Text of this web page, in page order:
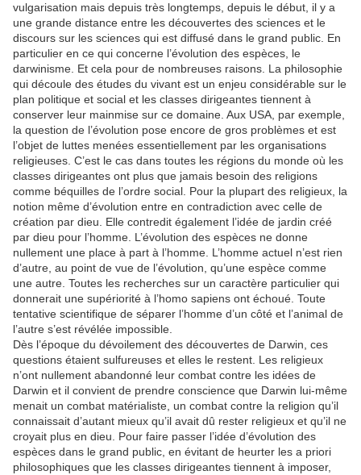
vulgarisation mais depuis très longtemps, depuis le début, il y a
une grande distance entre les découvertes des sciences et le
discours sur les sciences qui est diffusé dans le grand public. En
particulier en ce qui concerne l’évolution des espèces, le
darwinisme. Et cela pour de nombreuses raisons. La philosophie
qui découle des études du vivant est un enjeu considérable sur le
plan politique et social et les classes dirigeantes tiennent à
conserver leur mainmise sur ce domaine. Aux USA, par exemple,
la question de l’évolution pose encore de gros problèmes et est
l’objet de luttes menées essentiellement par les organisations
religieuses. C’est le cas dans toutes les régions du monde où les
classes dirigeantes ont plus que jamais besoin des religions
comme béquilles de l’ordre social. Pour la plupart des religieux, la
notion même d’évolution entre en contradiction avec celle de
création par dieu. Elle contredit également l’idée de jardin créé
par dieu pour l’homme. L’évolution des espèces ne donne
nullement une place à part à l’homme. L’homme actuel n’est rien
d’autre, au point de vue de l’évolution, qu’une espèce comme
une autre. Toutes les recherches sur un caractère particulier qui
donnerait une supériorité à l’homo sapiens ont échoué. Toute
tentative scientifique de séparer l’homme d’un côté et l’animal de
l’autre s’est révélée impossible.
Dès l’époque du dévoilement des découvertes de Darwin, ces
questions étaient sulfureuses et elles le restent. Les religieux
n’ont nullement abandonné leur combat contre les idées de
Darwin et il convient de prendre conscience que Darwin lui-même
menait un combat matérialiste, un combat contre la religion qu’il
connaissait d’autant mieux qu’il avait dû rester religieux et qu’il ne
croyait plus en dieu. Pour faire passer l’idée d’évolution des
espèces dans le grand public, en évitant de heurter les a priori
philosophiques que les classes dirigeantes tiennent à imposer,